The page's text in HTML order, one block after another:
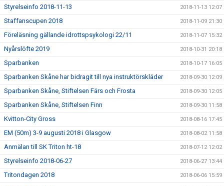
Styrelseinfo 2018-11-13 2018-11-13 12:07
Staffanscupen 2018 2018-11-09 21:30
Föreläsning gällande idrottspsykologi 22/11 2018-11-07 15:32
Nyårslöfte 2019 2018-10-31 20:18
Sparbanken 2018-10-17 16:05
Sparbanken Skåne har bidragit till nya instruktörskläder 2018-09-30 12:09
Sparbanken Skåne, Stiftelsen Färs och Frosta 2018-09-30 12:05
Sparbanken Skåne, Stiftelsen Finn 2018-09-30 11:58
Kvitton-City Gross 2018-08-16 17:45
EM (50m) 3-9 augusti 2018 i Glasgow 2018-08-02 11:58
Anmälan till SK Triton ht-18 2018-07-12 12:02
Styrelseinfo 2018-06-27 2018-06-27 13:44
Tritondagen 2018 2018-06-06 15:59